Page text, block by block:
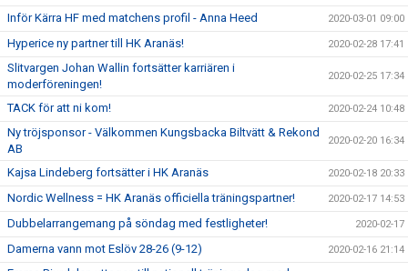
Inför Kärra HF med matchens profil - Anna Heed 2020-03-01 09:00
Hyperice ny partner till HK Aranäs! 2020-02-28 17:41
Slitvargen Johan Wallin fortsätter karriären i
moderföreningen!
2020-02-25 17:34
TACK för att ni kom! 2020-02-24 10:48
Ny tröjsponsor - Välkommen Kungsbacka Biltvätt & Rekond
AB
2020-02-20 16:34
Kajsa Lindeberg fortsätter i HK Aranäs 2020-02-18 20:33
Nordic Wellness = HK Aranäs officiella träningspartner! 2020-02-17 14:53
Dubbelarrangemang på söndag med festligheter! 2020-02-17
Damerna vann mot Eslöv 28-26 (9-12) 2020-02-16 21:14